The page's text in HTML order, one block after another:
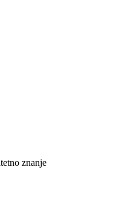
znanje